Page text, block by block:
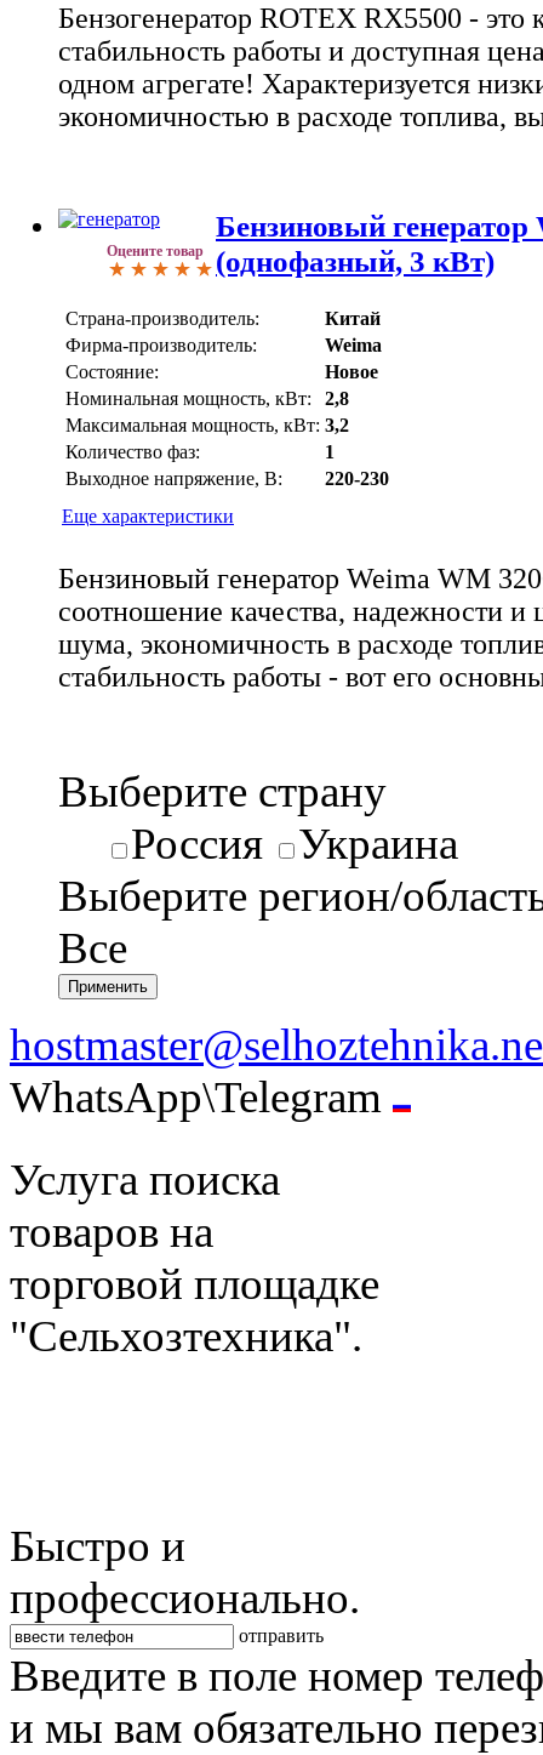
Бензогенератор ROTEX RX5500 - это
стабильность работы и доступная
одном агрегате! Характеризуется
экономичностью в расходе топлива,
Оцените товар
Бензиновый
(однофазный, 3 кВт)
Страна-производитель:
Китай
Фирма-производитель:
Weima
Состояние:
Новое
Номинальная мощность, кВт:
2,8
Максимальная мощность, кВт: 3,2
Количество фаз:
1
Выходное напряжение, В:
220-230
Еще характеристики
Бензиновый генератор Weima WM
соотношение качества, надежности
шума, экономичность в расходе
стабильность работы - вот его
Выберите страну
Россия
Украина
Выберите регион/
Все
WhatsApp\Telegram
Услуга поиска
товаров на
торговой площадке
"Сельхозтехника".
Быстро и
профессионально.
отправить
Введите в поле номер
и мы вам обязательно